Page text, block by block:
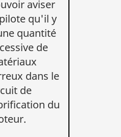
aviser
qu'il y
quantité
de
dans le
de
du